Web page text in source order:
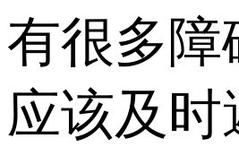
有很多障
应该及时